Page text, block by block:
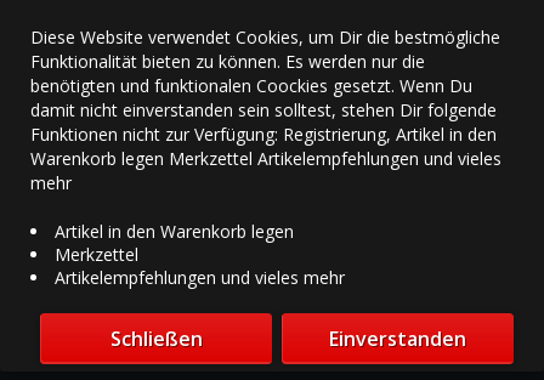
dieses Formular aus und senden Sie es an uns zurück.
Empfänger
An:Fashy GmbH Produktion und Vertrieb, 70825 Korntal-
Münchingen, Kornwestheimer Straße 46, E-Mail:
info@fashy.de
Hiermit widerrufe(n) ich/wir den von mir/uns
abgeschlossenen Vertrag über den Kauf der folgenden
Waren / die Erbringung der folgenden Dienstleistung:
Diese Website verwendet Cookies, um Dir die bestmögliche
Funktionalität bieten zu können. Es werden nur die
benötigten und funktionalen Coockies gesetzt. Wenn Du
damit nicht einverstanden sein solltest, stehen Dir folgende
Funktionen nicht zur Verfügung: Registrierung, Artikel in den
Warenkorb legen Merkzettel Artikelempfehlungen und vieles
mehr
Artikel in den Warenkorb legen
Merkzettel
Artikelempfehlungen und vieles mehr
Einverstanden
Schließen